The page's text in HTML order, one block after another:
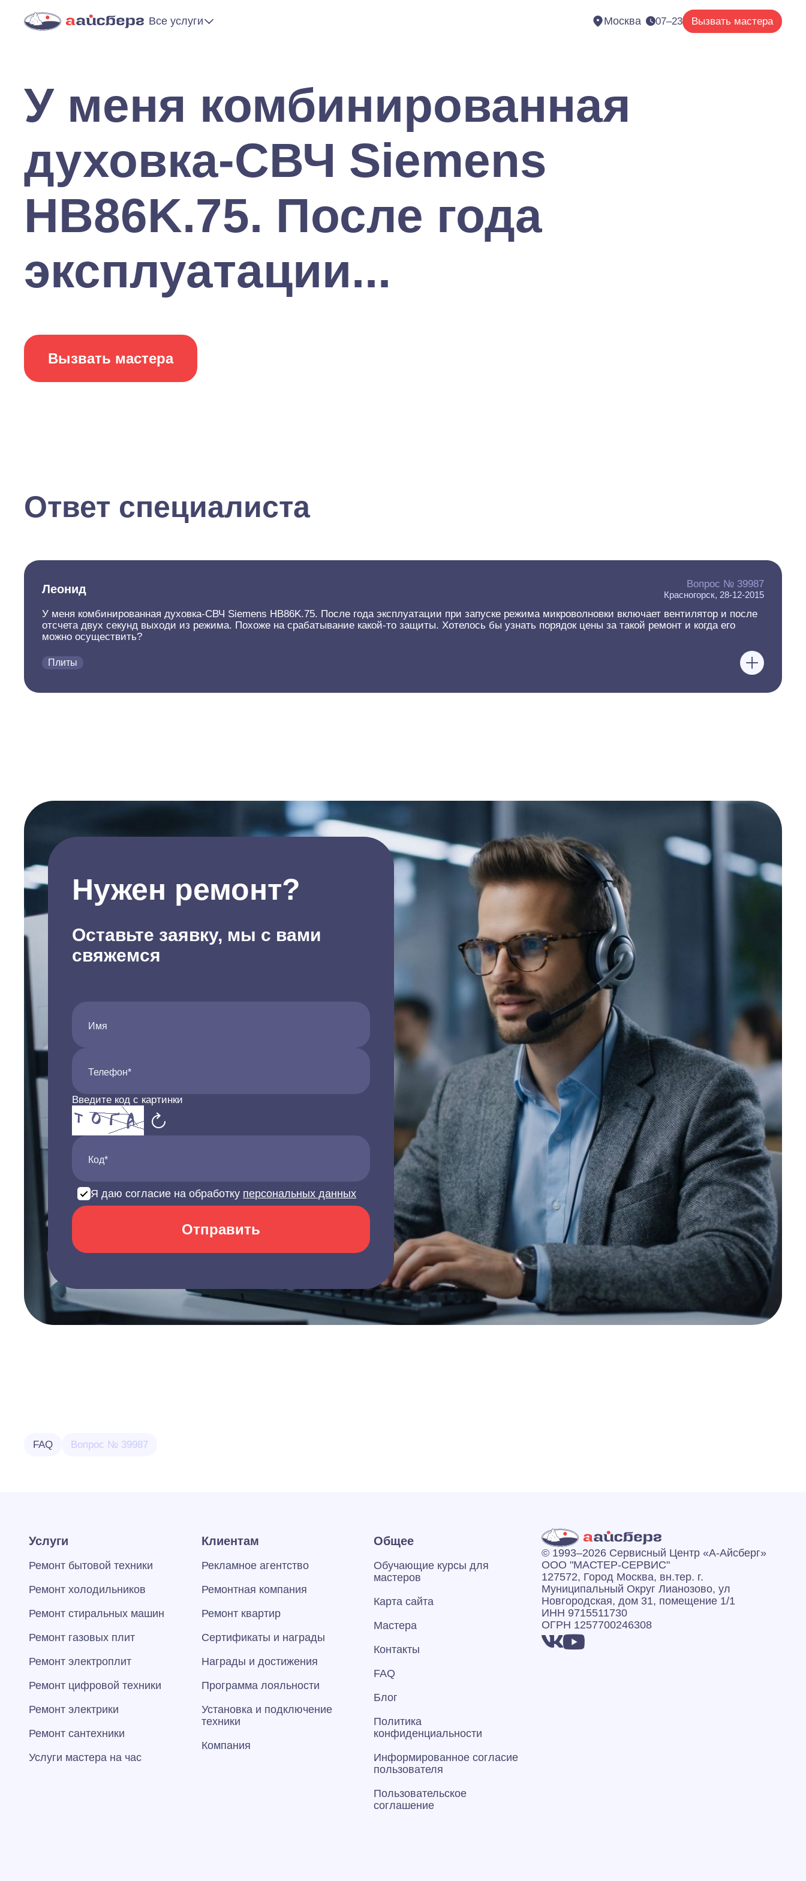
Все услуги Москва 07–23 Вызвать мастера
У меня комбинированная
духовка-СВЧ Siemens
HB86K.75. После года
эксплуатации...
Вызвать мастера
Ответ специалиста
Леонид Вопрос № 39987
Красногорск, 28-12-2015
У меня комбинированная духовка-СВЧ Siemens HB86K.75. После года эксплуатации при запуске режима микроволновки включает вентилятор и после
отсчета двух секунд выходи из режима. Похоже на срабатывание какой-то защиты. Хотелось бы узнать порядок цены за такой ремонт и когда его
можно осуществить?
Плиты
Нужен ремонт?
Оставьте заявку, мы с вами
свяжемся
Имя
Телефон*
Введите код с картинки
Код*
Я даю согласие на обработку персональных данных
Отправить
FAQ Вопрос № 39987
Услуги
Ремонт бытовой техники
Ремонт холодильников
Ремонт стиральных машин
Ремонт газовых плит
Ремонт электроплит
Ремонт цифровой техники
Ремонт электрики
Ремонт сантехники
Услуги мастера на час
Клиентам
Рекламное агентство
Ремонтная компания
Ремонт квартир
Сертификаты и награды
Награды и достижения
Программа лояльности
Установка и подключение
техники
Компания
Общее
Обучающие курсы для
мастеров
Карта сайта
Мастера
Контакты
FAQ
Блог
Политика
конфиденциальности
Информированное согласие
пользователя
Пользовательское
соглашение
© 1993–2026 Сервисный Центр «А‑Айсберг»
ООО "МАСТЕР-СЕРВИС"
127572, Город Москва, вн.тер. г.
Муниципальный Округ Лианозово, ул
Новгородская, дом 31, помещение 1/1
ИНН 9715511730
ОГРН 1257700246308